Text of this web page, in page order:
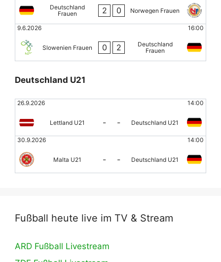
Deutschland
Frauen
2 0 Norwegen Frauen
9.6.2026 16:00
Slowenien Frauen 0 2
Deutschland
Frauen
Deutschland U21
26.9.2026 14:00
Lettland U21 - - Deutschland U21
30.9.2026 14:00
Malta U21 - - Deutschland U21
Fußball heute live im TV & Stream
ARD Fußball Livestream